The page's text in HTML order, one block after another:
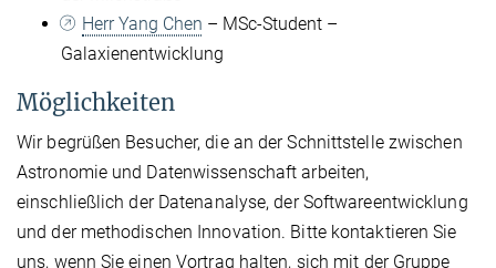
Herr Yang Chen – MSc-Student –
Galaxienentwicklung
Möglichkeiten
Wir begrüßen Besucher, die an der Schnittstelle zwischen
Astronomie und Datenwissenschaft arbeiten,
einschließlich der Datenanalyse, der Softwareentwicklung
und der methodischen Innovation. Bitte kontaktieren Sie
uns, wenn Sie einen Vortrag halten, sich mit der Gruppe